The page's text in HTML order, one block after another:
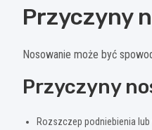
Przyczyny
Nosowanie może być
Przyczyny
Rozszczep podniebienia